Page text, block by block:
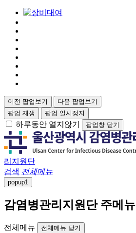
이전 팝업보기
다음 팝업보기
팝업 재생
팝업 일시정지
하루동안 열지않기 팝업창 닫기
리지원단
검색 전체메뉴
popup1
감염병관리지원단 주메뉴
전체메뉴 전체메뉴 닫기